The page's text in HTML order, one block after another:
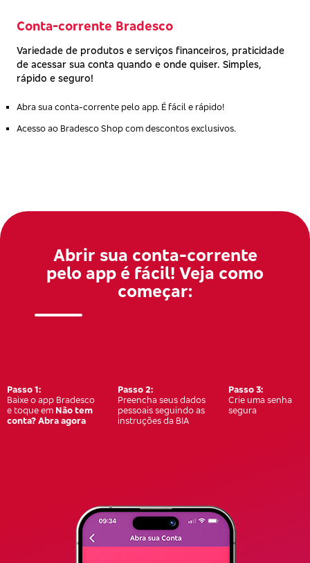
Conta-corrente Bradesco
Variedade de produtos e serviços financeiros, praticidade
de acessar sua conta quando e onde quiser. Simples,
rápido e seguro!
Abra sua conta-corrente pelo app. É fácil e rápido!
Acesso ao Bradesco Shop com descontos exclusivos.
Abrir sua conta-corrente
pelo app é fácil! Veja como
começar:
Passo1:
Baixe o app Bradesco
e toque em Não tem
conta? Abra agora
Passo2:
Preencha seus dados
pessoais seguindo as
instruções da BIA
Passo3:
Crie uma senha
segura